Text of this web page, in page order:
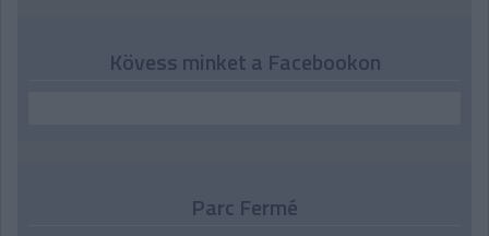
Kövess minket a Facebookon
Parc Fermé